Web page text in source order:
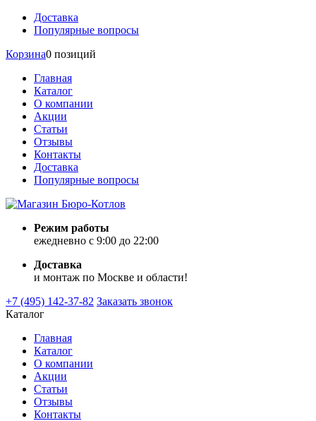
Доставка
Популярные вопросы
Корзина0 позиций
Главная
Каталог
О компании
Акции
Статьи
Отзывы
Контакты
Доставка
Популярные вопросы
Режим работы
ежедневно с 9:00 до 22:00
Доставка
и монтаж по Москве и области!
+7 (495) 142-37-82 Заказать звонок
Каталог
Главная
Каталог
О компании
Акции
Статьи
Отзывы
Контакты